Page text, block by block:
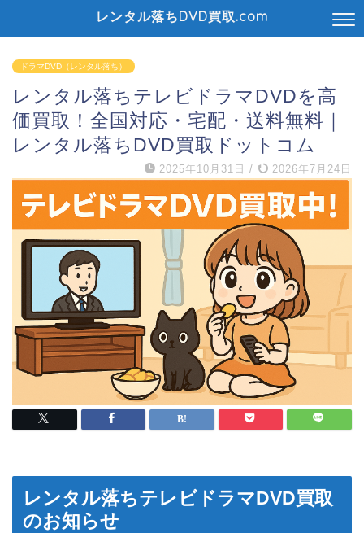
レンタル落ちDVD買取.com
ドラマDVD（レンタル落ち）
レンタル落ちテレビドラマDVDを高
価買取！全国対応・宅配・送料無料｜
レンタル落ちDVD買取ドットコム
2025年10月31日 / 2026年7月24日
レンタル落ちテレビドラマDVD買取
のお知らせ